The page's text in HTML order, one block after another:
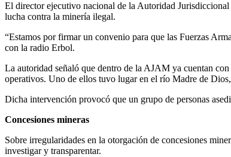
El director ejecutivo nacional de la Autoridad
lucha contra la minería ilegal.
“Estamos por firmar un convenio para que las Fuerzas
con la radio Erbol.
La autoridad señaló que dentro de la AJAM ya cuentan
operativos. Uno de ellos tuvo lugar en el río Madre de
Dicha intervención provocó que un grupo de personas
Concesiones mineras
Sobre irregularidades en la otorgación de concesiones
investigar y transparentar.